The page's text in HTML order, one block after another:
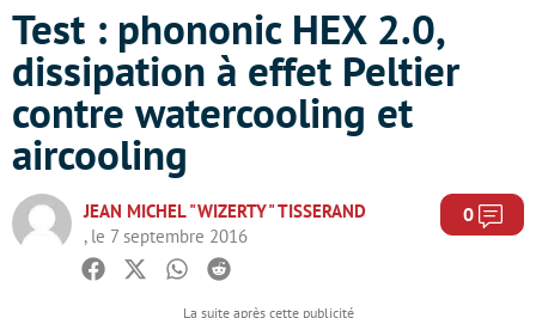
Test : phononic HEX 2.0,
dissipation à effet Peltier
contre watercooling et
aircooling
JEAN MICHEL "WIZERTY" TISSERAND
, le 7 septembre 2016
0
Facebook
TwitterWhatsapp
Reddit